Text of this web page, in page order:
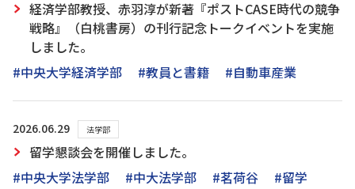
経済学部教授、赤羽淳が新著『ポストCASE時代の競争
戦略』（白桃書房）の刊行記念トークイベントを実施
しました。
#中央大学経済学部
#教員と書籍 #自動車産業
2026.06.29 法学部
留学懇談会を開催しました。
#中央大学法学部
#中大法学部 #茗荷谷 #留学